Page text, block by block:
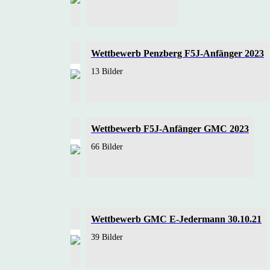
Wettbewerb Penzberg F5J-Anfänger 2023
13 Bilder
Wettbewerb F5J-Anfänger GMC 2023
66 Bilder
Wettbewerb GMC E-Jedermann 30.10.21
39 Bilder